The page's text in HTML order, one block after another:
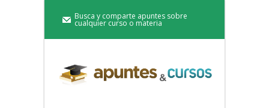
Busca y comparte apuntes sobre
cualquier curso o materia